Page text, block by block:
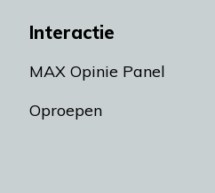
Interactie
MAX Opinie Panel
Oproepen